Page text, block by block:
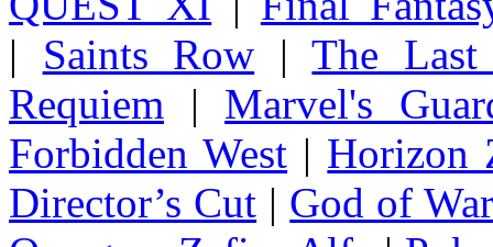
| Saints Row |The
Requiem | Marvel's
Forbidden West | Horizon
Director’s Cut | God of